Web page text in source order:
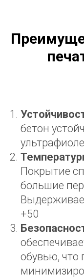
бетон
Покрытие
большие
+50
обувью, что